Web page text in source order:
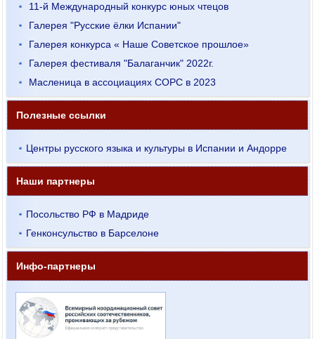
11-й Международный конкурс юных чтецов
Галерея "Русские ёлки Испании"
Галерея конкурса « Наше Советское прошлое»
Галерея фестиваля "Балаганчик" 2022г.
Масленица в ассоциациях СОРС в 2023
Полезные ссылки
Центры русского языка и культуры в Испании и Андорре
Наши партнеры
Посольство РФ в Мадриде
Генконсульство в Барселоне
Инфо-партнеры